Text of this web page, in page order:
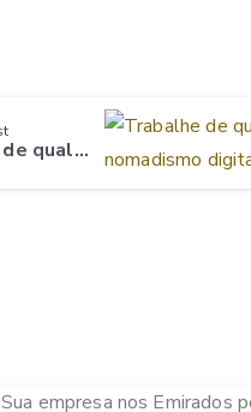
Trabalhe de qualquer lugar: Dubai e o novo nomadismo digital